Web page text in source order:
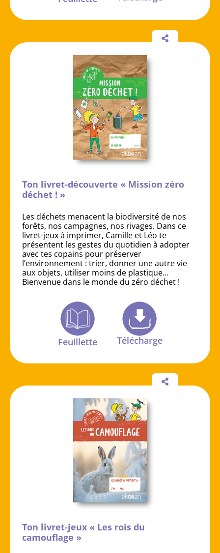
Ton livret-découverte « Mission zéro
déchet ! »
Les déchets menacent la biodiversité de nos
forêts, nos campagnes, nos rivages. Dans ce
livret-jeux à imprimer, Camille et Léo te
présentent les gestes du quotidien à adopter
avec tes copains pour préserver
l’environnement : trier, donner une autre vie
aux objets, utiliser moins de plastique…
Bienvenue dans le monde du zéro déchet !
Feuillette Télécharge
Ton livret-jeux « Les rois du
camouflage »